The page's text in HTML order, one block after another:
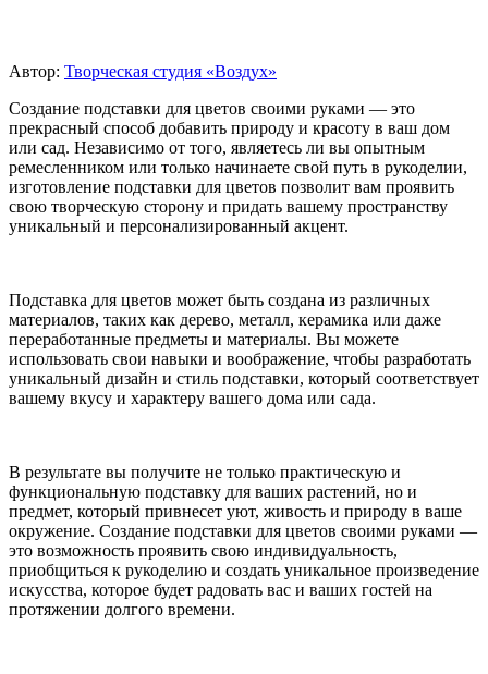
Автор: Творческая студия «Воздух»
Создание подставки для цветов своими руками — это
прекрасный способ добавить природу и красоту в ваш дом
или сад. Независимо от того, являетесь ли вы опытным
ремесленником или только начинаете свой путь в рукоделии,
изготовление подставки для цветов позволит вам проявить
свою творческую сторону и придать вашему пространству
уникальный и персонализированный акцент.
Подставка для цветов может быть создана из различных
материалов, таких как дерево, металл, керамика или даже
переработанные предметы и материалы. Вы можете
использовать свои навыки и воображение, чтобы разработать
уникальный дизайн и стиль подставки, который соответствует
вашему вкусу и характеру вашего дома или сада.
В результате вы получите не только практическую и
функциональную подставку для ваших растений, но и
предмет, который привнесет уют, живость и природу в ваше
окружение. Создание подставки для цветов своими руками —
это возможность проявить свою индивидуальность,
приобщиться к рукоделию и создать уникальное произведение
искусства, которое будет радовать вас и ваших гостей на
протяжении долгого времени.